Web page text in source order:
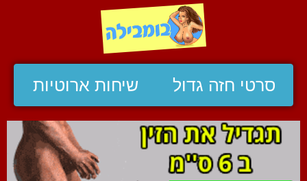
סרטי חזה גדול שיחות ארוטיות